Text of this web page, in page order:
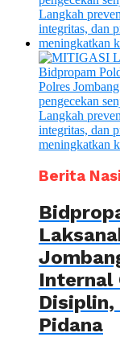
Berita
Internal
Pidana